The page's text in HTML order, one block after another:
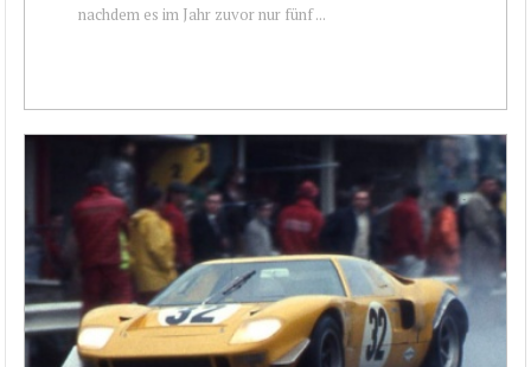
nachdem es im Jahr zuvor nur fünf ...